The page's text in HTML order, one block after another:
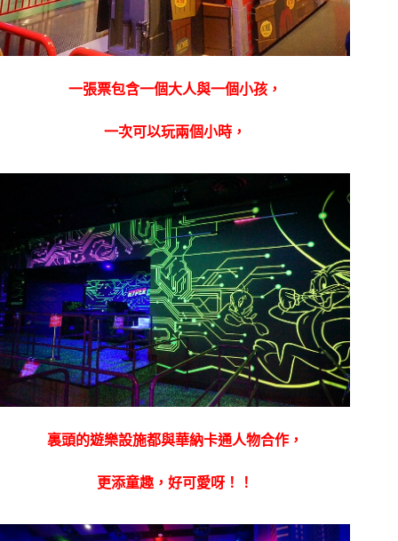
一張票包含一個大人與一個小孩，
一次可以玩兩個小時，
裏頭的遊樂設施都與華納卡通人物合作，
更添童趣，好可愛呀！！